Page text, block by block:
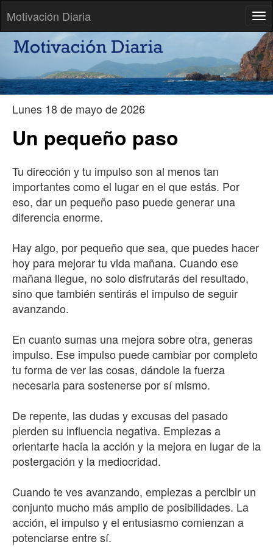
Motivación Diaria
Cambia tú mismo, y tu trabajo se verá diferente.
-- Norman Vincent Peale
Lunes 18 de mayo de 2026
Un pequeño paso
Tu dirección y tu impulso son al menos tan
importantes como el lugar en el que estás. Por
eso, dar un pequeño paso puede generar una
diferencia enorme.
Hay algo, por pequeño que sea, que puedes hacer
hoy para mejorar tu vida mañana. Cuando ese
mañana llegue, no solo disfrutarás del resultado,
sino que también sentirás el impulso de seguir
avanzando.
En cuanto sumas una mejora sobre otra, generas
impulso. Ese impulso puede cambiar por completo
tu forma de ver las cosas, dándole la fuerza
necesaria para sostenerse por sí mismo.
De repente, las dudas y excusas del pasado
pierden su influencia negativa. Empiezas a
orientarte hacia la acción y la mejora en lugar de la
postergación y la mediocridad.
Cuando te ves avanzando, empiezas a percibir un
conjunto mucho más amplio de posibilidades. La
acción, el impulso y el entusiasmo comienzan a
potenciarse entre sí.